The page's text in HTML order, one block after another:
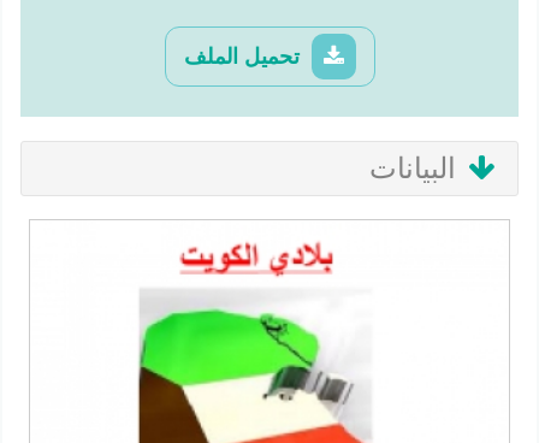
تحميل الملف
البيانات